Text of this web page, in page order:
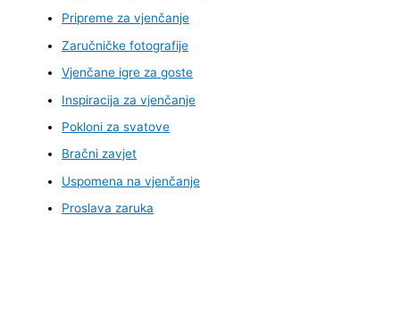
Pripreme za vjenčanje
Zaručničke fotografije
Vjenčane igre za goste
Inspiracija za vjenčanje
Pokloni za svatove
Bračni zavjet
Uspomena na vjenčanje
Proslava zaruka